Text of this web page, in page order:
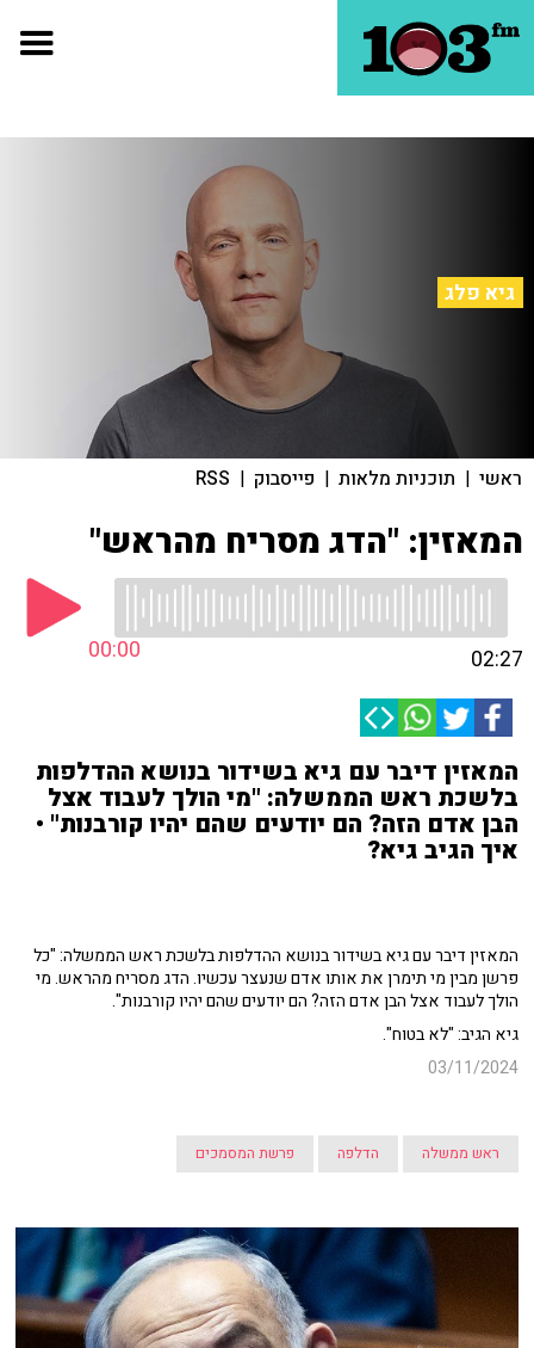
גיא פלג
ראשי | תוכניות מלאות | פייסבוק |
RSS
המאזין: "הדג מסריח מהראש"
00:00 02:27
המאזין דיבר עם גיא בשידור בנושא ההדלפות
בלשכת ראש הממשלה: "מי הולך לעבוד אצל
הבן אדם הזה? הם יודעים שהם יהיו קורבנות" •
איך הגיב גיא?
המאזין דיבר עם גיא בשידור בנושא ההדלפות בלשכת ראש הממשלה: "כל
פרשן מבין מי תימרן את אותו אדם שנעצר עכשיו. הדג מסריח מהראש. מי
הולך לעבוד אצל הבן אדם הזה? הם יודעים שהם יהיו קורבנות".
גיא הגיב: "לא בטוח".
03/11/2024
ראש ממשלה הדלפה פרשת המסמכים